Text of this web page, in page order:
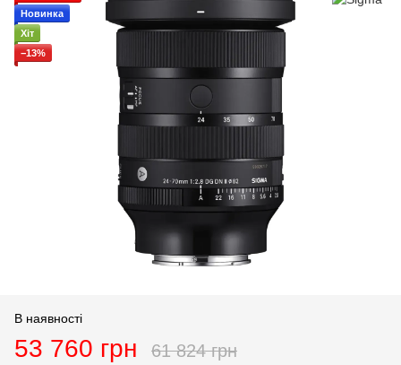
Новинка
Хіт
−13%
В наявності
53 760 грн 61 824 грн